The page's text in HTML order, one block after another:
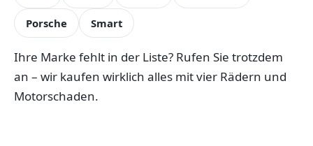
Porsche Smart
Ihre Marke fehlt in der Liste? Rufen Sie trotzdem
an – wir kaufen wirklich alles mit vier Rädern und
Motorschaden.